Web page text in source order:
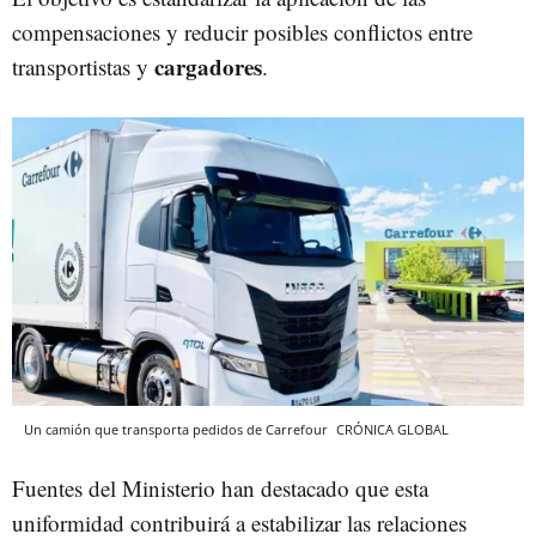
compensaciones y reducir posibles conflictos entre
transportistas y cargadores.
Un camión que transporta pedidos de Carrefour CRÓNICA GLOBAL
Fuentes del Ministerio han destacado que esta
uniformidad contribuirá a estabilizar las relaciones